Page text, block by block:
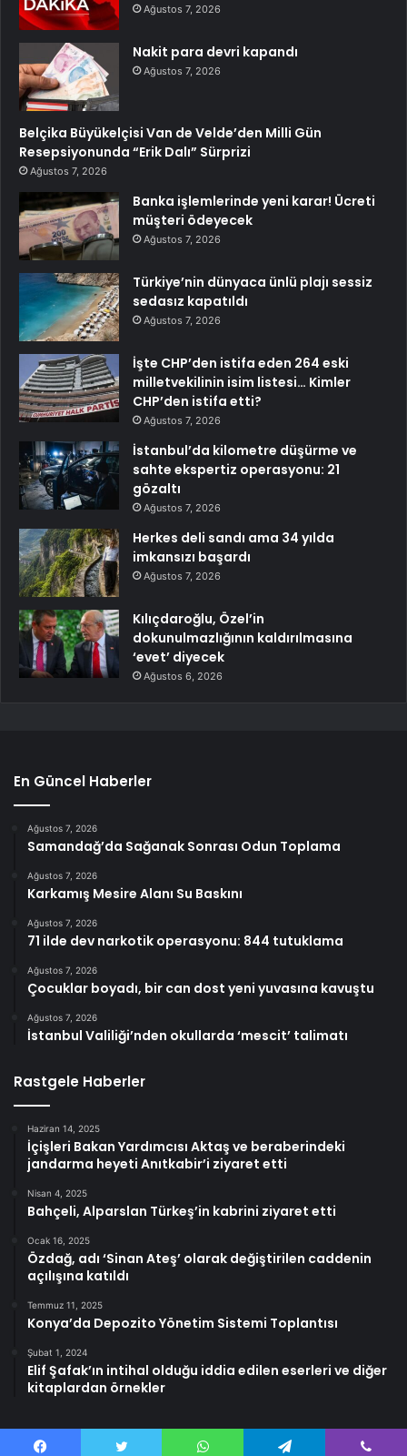
Ağustos 7, 2026
Nakit para devri kapandı
Ağustos 7, 2026
Belçika Büyükelçisi Van de Velde’den Milli Gün
Resepsiyonunda “Erik Dalı” Sürprizi
Ağustos 7, 2026
Banka işlemlerinde yeni karar! Ücreti
müşteri ödeyecek
Ağustos 7, 2026
Türkiye’nin dünyaca ünlü plajı sessiz
sedasız kapatıldı
Ağustos 7, 2026
İşte CHP’den istifa eden 264 eski
milletvekilinin isim listesi… Kimler
CHP’den istifa etti?
Ağustos 7, 2026
İstanbul’da kilometre düşürme ve
sahte ekspertiz operasyonu: 21
gözaltı
Ağustos 7, 2026
Herkes deli sandı ama 34 yılda
imkansızı başardı
Ağustos 7, 2026
Kılıçdaroğlu, Özel’in
dokunulmazlığının kaldırılmasına
‘evet’ diyecek
Ağustos 6, 2026
En Güncel Haberler
Ağustos 7, 2026
Samandağ’da Sağanak Sonrası Odun Toplama
Ağustos 7, 2026
Karkamış Mesire Alanı Su Baskını
Ağustos 7, 2026
71 ilde dev narkotik operasyonu: 844 tutuklama
Ağustos 7, 2026
Çocuklar boyadı, bir can dost yeni yuvasına kavuştu
Ağustos 7, 2026
İstanbul Valiliği’nden okullarda ‘mescit’ talimatı
Rastgele Haberler
Haziran 14, 2025
İçişleri Bakan Yardımcısı Aktaş ve beraberindeki
jandarma heyeti Anıtkabir’i ziyaret etti
Nisan 4, 2025
Bahçeli, Alparslan Türkeş’in kabrini ziyaret etti
Ocak 16, 2025
Özdağ, adı ‘Sinan Ateş’ olarak değiştirilen caddenin
açılışına katıldı
Temmuz 11, 2025
Konya’da Depozito Yönetim Sistemi Toplantısı
Şubat 1, 2024
Elif Şafak’ın intihal olduğu iddia edilen eserleri ve diğer
kitaplardan örnekler